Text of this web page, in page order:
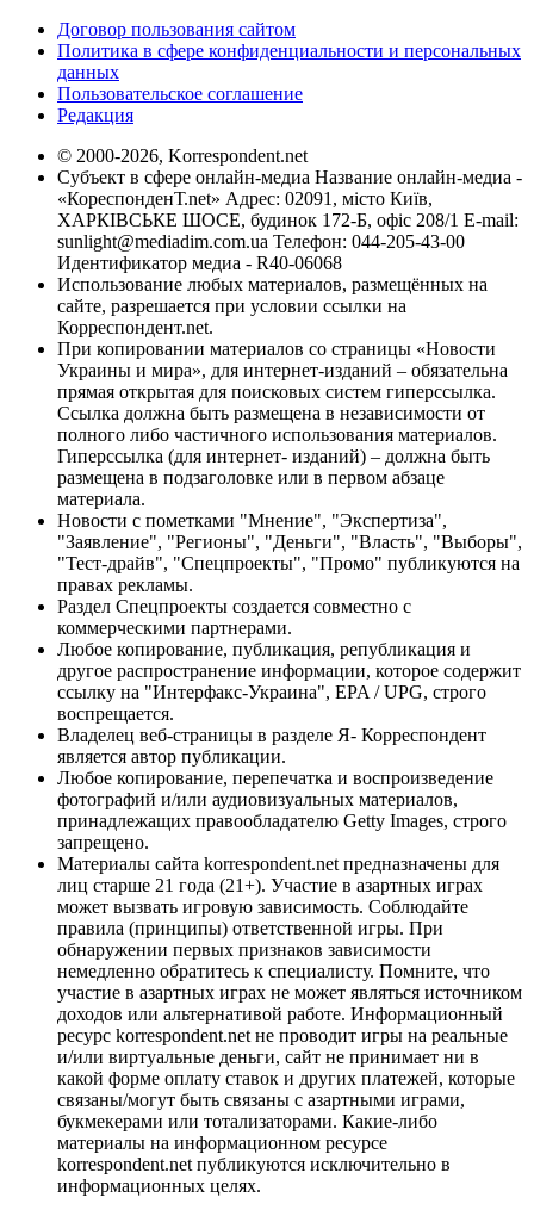
Договор пользования сайтом
Политика в сфере конфиденциальности и персональных
данных
Пользовательское соглашение
Редакция
© 2000-2026, Korrespondent.net
Субъект в сфере онлайн-медиа Название онлайн-медиа -
«КореспонденТ.net» Адрес: 02091, місто Київ,
ХАРКІВСЬКЕ ШОСЕ, будинок 172-Б, офіс 208/1 E-mail:
sunlight@mediadim.com.ua Телефон: 044-205-43-00
Идентификатор медиа - R40-06068
Использование любых материалов, размещённых на
сайте, разрешается при условии ссылки на
Корреспондент.net.
При копировании материалов со страницы «Новости
Украины и мира», для интернет-изданий – обязательна
прямая открытая для поисковых систем гиперссылка.
Ссылка должна быть размещена в независимости от
полного либо частичного использования материалов.
Гиперссылка (для интернет- изданий) – должна быть
размещена в подзаголовке или в первом абзаце
материала.
Новости с пометками "Мнение", "Экспертиза",
"Заявление", "Регионы", "Деньги", "Власть", "Выборы",
"Тест-драйв", "Спецпроекты", "Промо" публикуются на
правах рекламы.
Раздел Спецпроекты создается совместно с
коммерческими партнерами.
Любое копирование, публикация, републикация и
другое распространение информации, которое содержит
ссылку на "Интерфакс-Украина", EPA / UPG, строго
воспрещается.
Владелец веб-страницы в разделе Я- Корреспондент
является автор публикации.
Любое копирование, перепечатка и воспроизведение
фотографий и/или аудиовизуальных материалов,
принадлежащих правообладателю Getty Images, строго
запрещено.
Материалы сайта korrespondent.net предназначены для
лиц старше 21 года (21+). Участие в азартных играх
может вызвать игровую зависимость. Соблюдайте
правила (принципы) ответственной игры. При
обнаружении первых признаков зависимости
немедленно обратитесь к специалисту. Помните, что
участие в азартных играх не может являться источником
доходов или альтернативой работе. Информационный
ресурс korrespondent.net не проводит игры на реальные
и/или виртуальные деньги, сайт не принимает ни в
какой форме оплату ставок и других платежей, которые
связаны/могут быть связаны с азартными играми,
букмекерами или тотализаторами. Какие-либо
материалы на информационном ресурсе
korrespondent.net публикуются исключительно в
информационных целях.